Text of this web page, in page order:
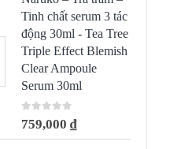
Tinh chất serum 3 tác
động 30ml - Tea Tree
Triple Effect Blemish
Clear Ampoule
Serum 30ml
0out of 5
759,000 ₫